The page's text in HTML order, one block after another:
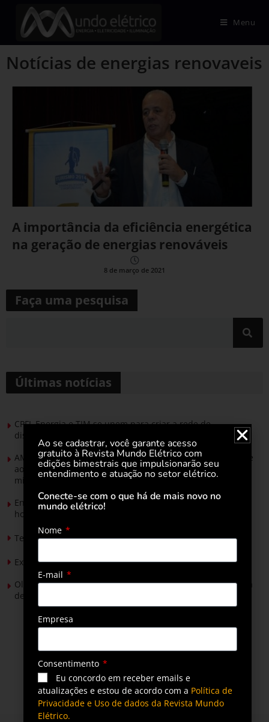
Menu
Notícias de energias renovaveis
A importância da eficiência energética
na geração de energias renováveis
8 de março de 2021
Faça uma pesquisa
Últimas notícias
CPFL Energia e TIM se unem para criar a rede de
distribuição do futuro com tecnologia privativa
AMIG Brasil convida pré-candidatos ao Governo de Minas e
ao Senado para discutir propostas para os municípios
mineradores e afetados
Energia solar permitirá ampliar em 25% a produção de
hortaliças em projeto social no Tocantins
Tendências de Iluminação em 2026
Expansão da energia solar no Brasil
Olimpíada Nacional de Eficiência Energética alcança marca
de 50 mil inscritos
Ao se cadastrar, você garante acesso
gratuito à Revista Mundo Elétrico com
edições bimestrais que impulsionarão seu
entendimento e atuação no setor elétrico.
Conecte-se com o que há de mais novo no
mundo elétrico!
Nome
E-mail
Empresa
Consentimento
Eu concordo em receber emails e
atualizações e estou de acordo com a Política de
Privacidade e Uso de dados da Revista Mundo
Elétrico.